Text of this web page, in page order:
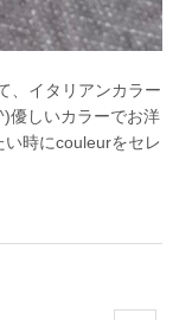
、イタリアンカラー
優しいカラーでお洋
時にcouleurをセレ